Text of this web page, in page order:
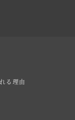
る理由